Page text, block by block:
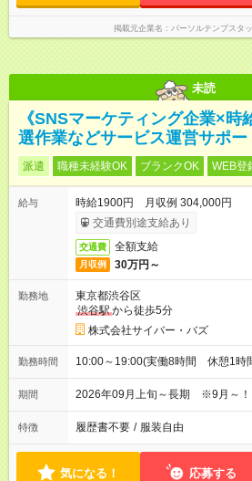
掲載元企業名 パーソルテンプスタ
未読
《SNSマーケティング企業×時
選作業などサービス運営サポー
派遣 職種未経験OK ブランクOK WEB登
給与
時給1900円 月収例 304,000円
交通費別途支給あり
交通費 全額支給
月収例 30万円～
勤務地
東京都渋谷区
渋谷駅から徒歩5分
株式会社サイバー・バズ
勤務時間 10:00～19:00(実働8時間 休憩1時
期間 2026年09月上旬～長期 ※9月～！
特徴 履歴書不要 / 服装自由
気になる！ 応募する